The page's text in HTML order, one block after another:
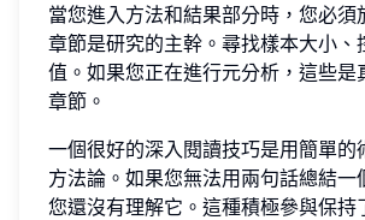
當您進入方法和結果部分時，您必須
章節是研究的主幹。尋找樣本大小、
值。如果您正在進行元分析，這些是
章節。
一個很好的深入閱讀技巧是用簡單的
方法論。如果您無法用兩句話總結一
您還沒有理解它。這種積極參與保持